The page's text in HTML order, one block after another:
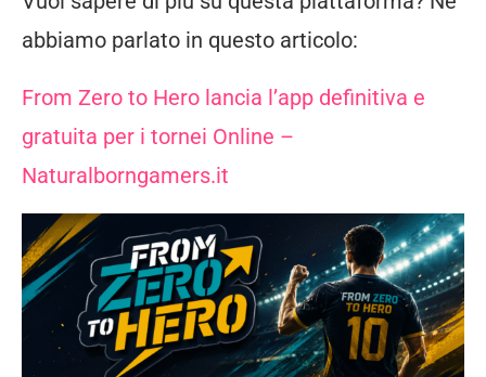
abbiamo parlato in questo articolo:
From Zero to Hero lancia l’app definitiva e
gratuita per i tornei Online –
Naturalborngamers.it